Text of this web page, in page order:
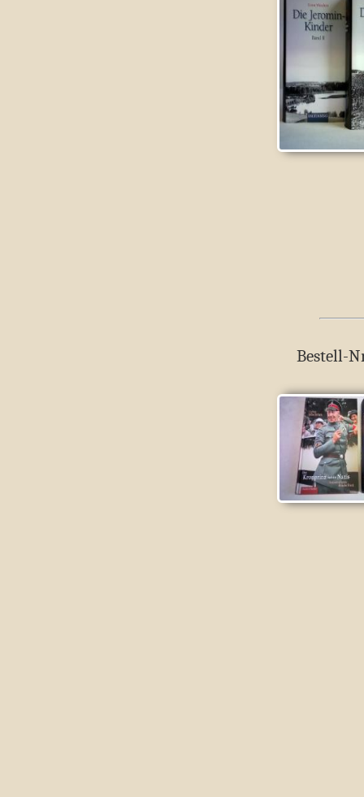
Bestell-